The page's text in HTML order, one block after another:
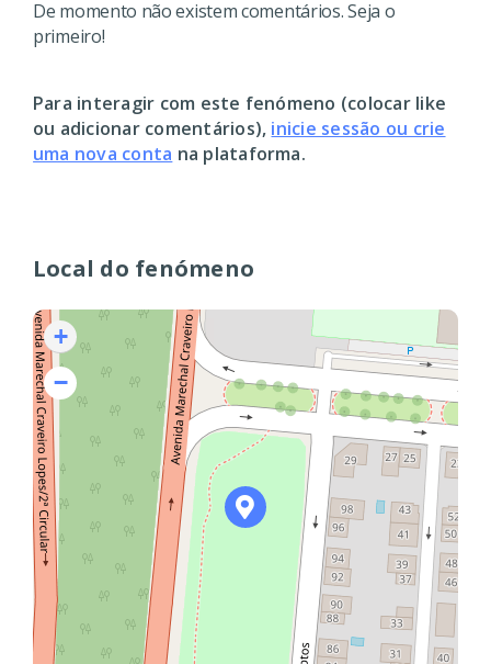
Local do fenómeno
+
−
De momento não existem comentários. Seja o
primeiro!
Para interagir com este fenómeno (colocar like
ou adicionar comentários), inicie sessão ou crie
uma nova conta na plataforma.